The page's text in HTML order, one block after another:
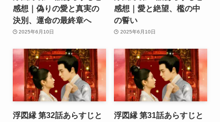
感想｜偽りの愛と真実の
決別、運命の最終章へ
2025年6月10日
感想｜愛と絶望、檻の中
の誓い
2025年6月10日
浮図縁 第32話あらすじと
浮図縁 第31話あらすじと